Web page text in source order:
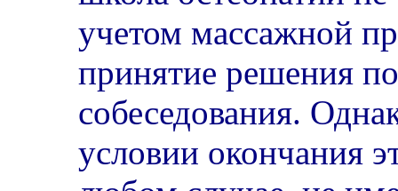
учетом массажной
принятие решения
собеседования.
условии окончания